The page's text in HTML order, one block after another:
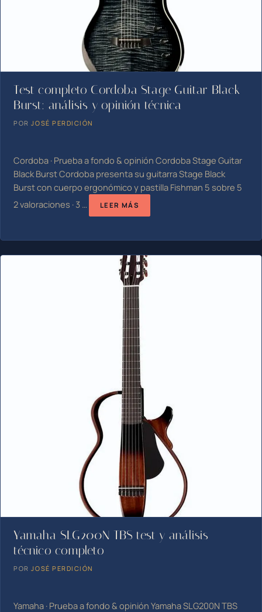
Test completo Cordoba Stage Guitar Black
Burst: análisis y opinión técnica
PORJOSÉ PERDICIÓN
Cordoba · Prueba a fondo & opinión Cordoba Stage Guitar
Black Burst Cordoba presenta su guitarra Stage Black
Burst con cuerpo ergonómico y pastilla Fishman 5 sobre 5
2 valoraciones · 3 …
LEER MÁS
Yamaha SLG200N TBS test y análisis
técnico completo
PORJOSÉ PERDICIÓN
Yamaha · Prueba a fondo & opinión Yamaha SLG200N TBS